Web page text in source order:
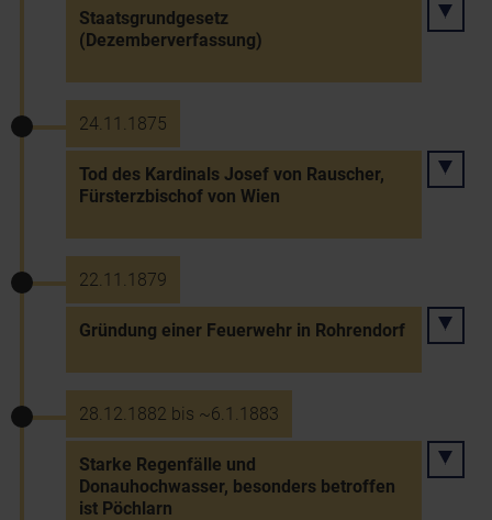
Staatsgrundgesetz
(Dezemberverfassung)
24.11.1875
Tod des Kardinals Josef von Rauscher,
Fürsterzbischof von Wien
22.11.1879
Gründung einer Feuerwehr in Rohrendorf
28.12.1882 bis ~6.1.1883
Starke Regenfälle und
Donauhochwasser, besonders betroffen
ist Pöchlarn